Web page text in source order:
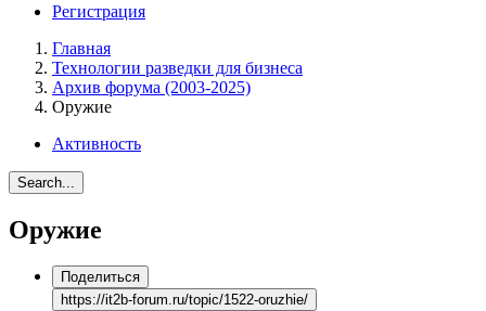
Регистрация
Главная
Технологии разведки для бизнеса
Архив форума (2003-2025)
Оружие
Активность
Search...
Оружие
Поделиться
https://it2b-forum.ru/topic/1522-oruzhie/